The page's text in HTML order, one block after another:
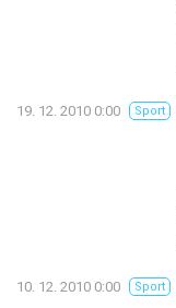
19. 12. 2010 0:00 Sport
10. 12. 2010 0:00 Sport